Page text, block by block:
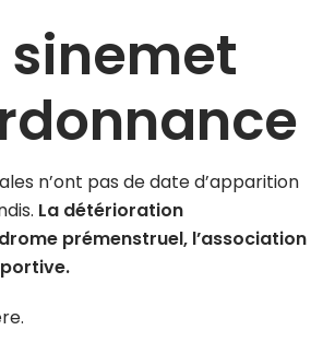
n’ont pas de date d’apparition
La détérioration
prémenstruel, l’association